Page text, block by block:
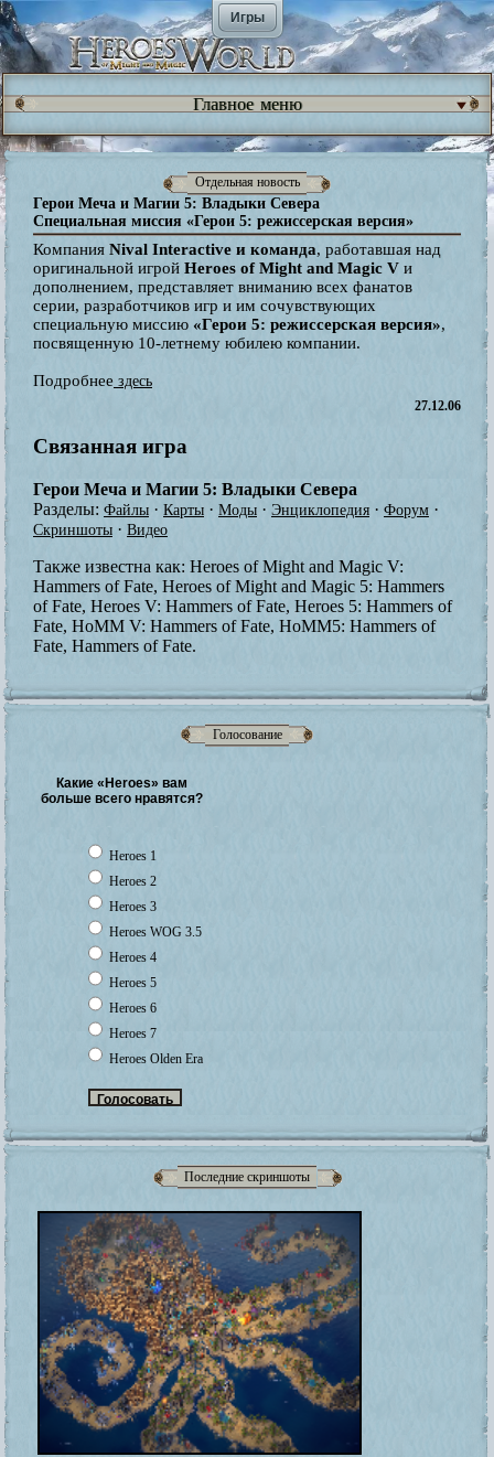
Игры
Голосование
Какие «Heroes» вам
больше всего нравятся?
Heroes 1
Heroes 2
Heroes 3
Heroes WOG 3.5
Heroes 4
Heroes 5
Heroes 6
Heroes 7
Heroes Olden Era
Последние скриншоты
Главное меню
Отдельная новость
Герои Меча и Магии 5: Владыки Севера
Специальная миссия «Герои 5: режиссерская версия»
Компания Nival Interactive и команда, работавшая над
оригинальной игрой Heroes of Might and Magic V и
дополнением, представляет вниманию всех фанатов
серии, разработчиков игр и им сочувствующих
специальную миссию «Герои 5: режиссерская версия»,
посвященную 10-летнему юбилею компании.
Подробнее здесь
27.12.06
Связанная игра
Герои Меча и Магии 5: Владыки Севера
Разделы: Файлы · Карты · Моды · Энциклопедия · Форум ·
Скриншоты · Видео
Также известна как: Heroes of Might and Magic V:
Hammers of Fate, Heroes of Might and Magic 5: Hammers
of Fate, Heroes V: Hammers of Fate, Heroes 5: Hammers of
Fate, HoMM V: Hammers of Fate, HoMM5: Hammers of
Fate, Hammers of Fate.